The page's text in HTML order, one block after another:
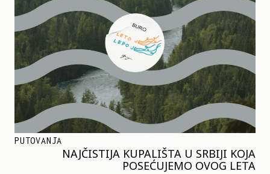
PUTOVANJA
NAJČISTIJA KUPALIŠTA U SRBIJI KOJA
POSEĆUJEMO OVOG LETA